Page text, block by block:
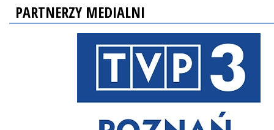
PARTNERZY MEDIALNI